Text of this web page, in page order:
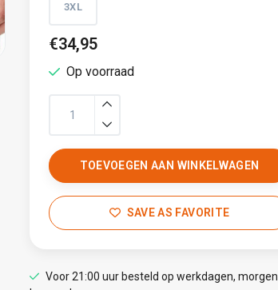
3XL
€34,95
Op voorraad
TOEVOEGEN AAN WINKELWAGEN
SAVE AS FAVORITE
Voor 21:00 uur besteld op werkdagen, morgen